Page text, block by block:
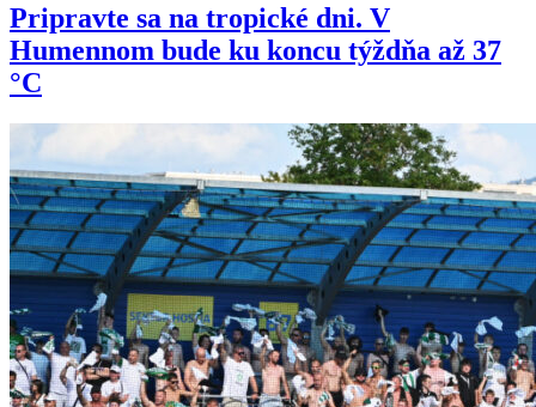
Pripravte sa na tropické dni. V
Humennom bude ku koncu týždňa až 37
°C